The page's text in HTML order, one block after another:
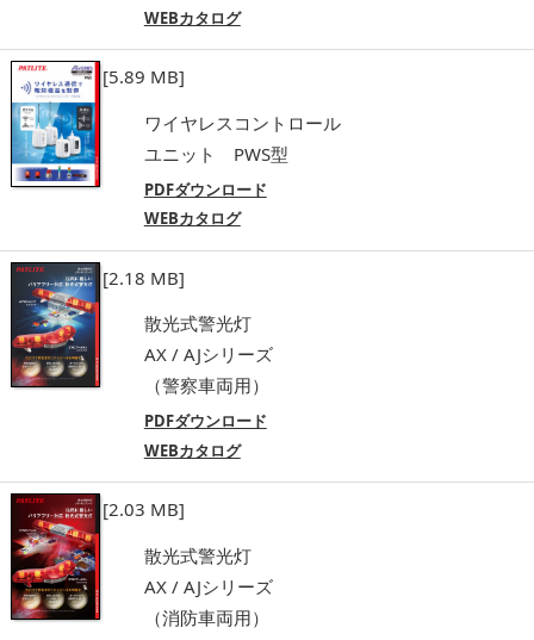
WEBカタログ
[5.89 MB]
ワイヤレスコントロール
ユニット PWS型
PDFダウンロード
WEBカタログ
[2.18 MB]
散光式警光灯
AX / AJシリーズ
（警察車両用）
PDFダウンロード
WEBカタログ
[2.03 MB]
散光式警光灯
AX / AJシリーズ
（消防車両用）